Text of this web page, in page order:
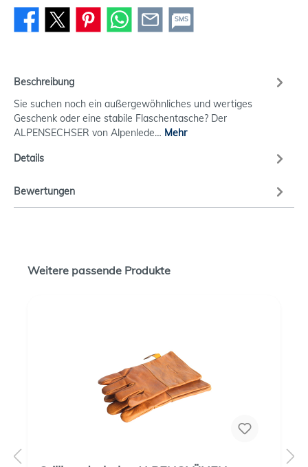
SMS
Beschreibung
Sie suchen noch ein außergewöhnliches und wertiges
Geschenk oder eine stabile Flaschentasche? Der
ALPENSECHSER von Alpenlede… Mehr
Details
Bewertungen
Weitere passende Produkte